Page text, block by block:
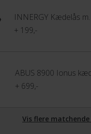
+ 199,-
ABUS 8900 Ionus
+ 699,-
Vis flere